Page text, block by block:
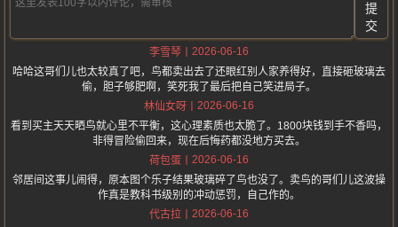
提
交
李雪琴
2026-06-16
哈哈这哥们儿也太较真了吧，鸟都卖出去了还眼红别人家养得好，直接砸玻璃去
偷，胆子够肥啊，笑死我了最后把自己笑进局子。
林仙女呀
2026-06-16
看到买主天天晒鸟就心里不平衡，这心理素质也太脆了。1800块钱到手不香吗，
非得冒险偷回来，现在后悔药都没地方买去。
荷包蛋
2026-06-16
邻居间这事儿闹得，原本图个乐子结果玻璃碎了鸟也没了。卖鸟的哥们儿这波操
作真是教科书级别的冲动惩罚，自己作的。
代古拉
2026-06-16